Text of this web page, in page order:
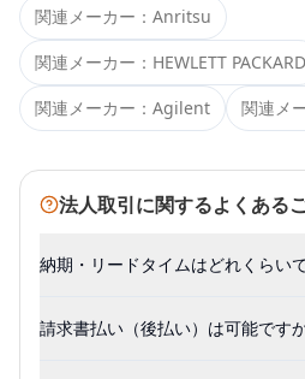
関連メーカー： Anritsu
関連メーカー： HEWLETT PACKARD
関連メーカー： Agilent 関連メ
法人取引に関するよくある
納期・リードタイムはどれくらい
請求書払い（後払い）は可能です